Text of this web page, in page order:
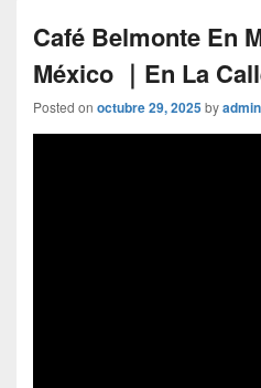
Café Belmonte En
México ｜En La
Posted on octubre 29, 2025byadmin